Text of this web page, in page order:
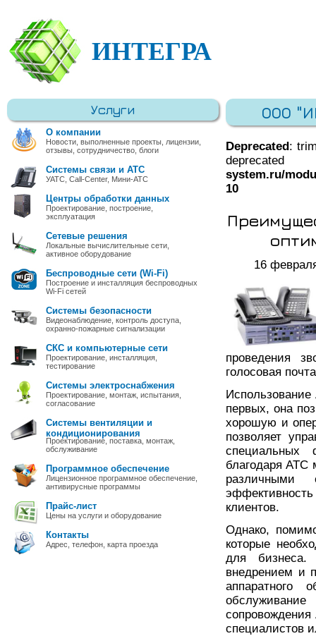
ИНТЕГРА
Услуги
О компании
Новости, выполненные проекты, лицензии,
отзывы, сотрудничество, блоги
Системы связи и АТС
УАТС, Call-Center, Мини-АТС
Центры обработки данных
Проектирование, построение,
эксплуатация
Сетевые решения
Локальные вычислительные сети,
активное оборудование
Беспроводные сети (Wi-Fi)
Построение и инсталляция беспроводных
Wi-Fi сетей
Системы безопасности
Видеонаблюдение, контроль доступа,
охранно-пожарные сигнализации
СКС и компьютерные сети
Проектирование, инсталляция,
тестирование
Системы электроснабжения
Проектирование, монтаж, испытания,
согласование
Системы вентиляции и
кондиционирования
Проектирование, поставка, монтаж,
обслуживание
Программное обеспечение
Лицензионное программное обеспечение,
антивирусные программы
Прайс-лист
Цены на услуги и оборудование
Контакты
Адрес, телефон, карта проезда
ООО
Deprecated:
system.ru/
10
16
проведения
голосовая
первых, она
хорошую и
позволяет
специальных
благодаря АТС
различными
клиентов.
Однако,
которые
для
внедрением и
аппаратного
специалистов